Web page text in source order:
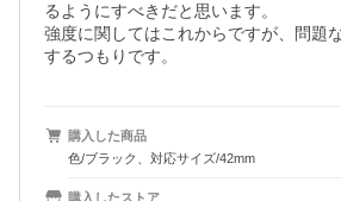
るようにすべきだと思います。
強度に関してはこれからですが、問題
するつもりです。
購入した商品
色/ブラック、対応サイズ/42mm
購入したストア